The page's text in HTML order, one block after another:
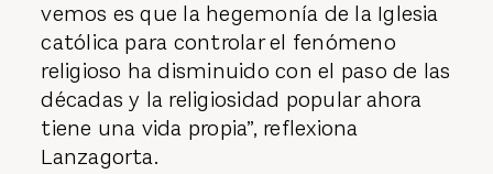
vemos es que la hegemonía de la Iglesia
católica para controlar el fenómeno
religioso ha disminuido con el paso de las
décadas y la religiosidad popular ahora
tiene una vida propia”, reflexiona
Lanzagorta.